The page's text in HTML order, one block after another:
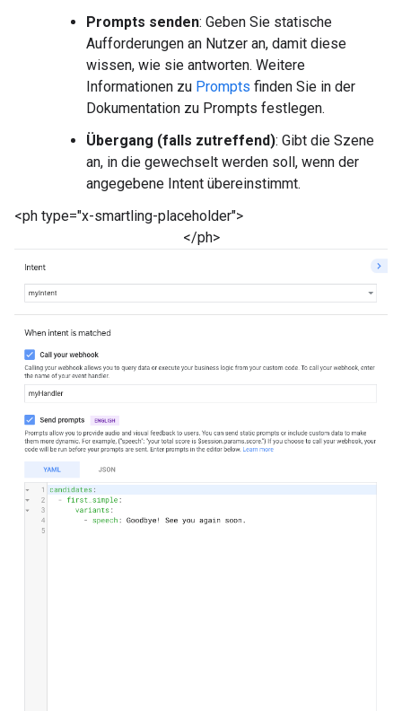
Prompts senden: Geben Sie statische
Aufforderungen an Nutzer an, damit diese
wissen, wie sie antworten. Weitere
Informationen zu Prompts finden Sie in der
Dokumentation zu Prompts festlegen.
Übergang (falls zutreffend): Gibt die Szene
an, in die gewechselt werden soll, wenn der
angegebene Intent übereinstimmt.
<ph type="x-smartling-placeholder">
</ph>